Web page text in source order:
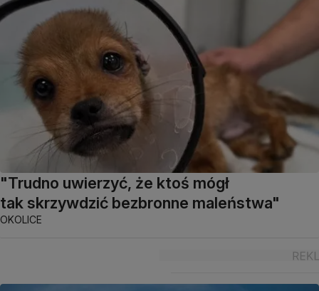
"Trudno uwierzyć, że ktoś mógł
tak skrzywdzić bezbronne maleństwa"
OKOLICE